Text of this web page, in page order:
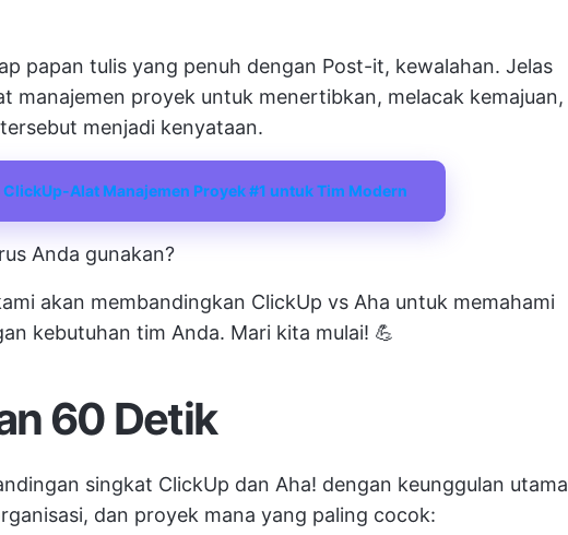
papan tulis yang penuh dengan Post-it, kewalahan. Jelas
manajemen proyek untuk menertibkan, melacak kemajuan,
menjadi kenyataan.
ClickUp-Alat Manajemen Proyek #1 untuk Tim Modern
Anda gunakan?
akan membandingkan ClickUp vs Aha untuk memahami
kebutuhan tim Anda. Mari kita mulai! 💪
60 Detik
singkat ClickUp dan Aha! dengan keunggulan utama
dan proyek mana yang paling cocok: